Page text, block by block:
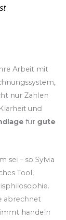
Arbeit mit
nur Zahlen
und
für gute
sei – so Sylvia
Tool,
abrechnet
handeln